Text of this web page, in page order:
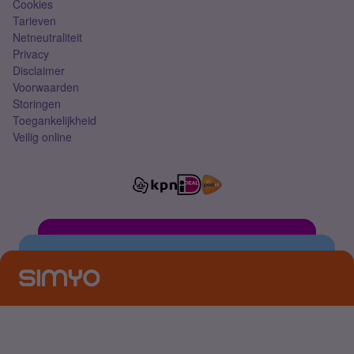
Cookies
Tarieven
Netneutraliteit
Privacy
Disclaimer
Voorwaarden
Storingen
Toegankelijkheid
Veilig online